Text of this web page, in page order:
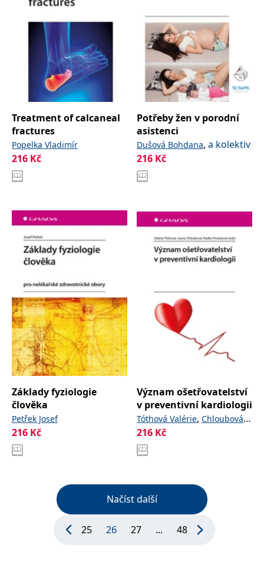
Treatment of calcaneal
fractures
Popelka Vladimír
216 Kč
Potřeby žen v porodní
asistenci
Dušová Bohdana, a kolektiv
216 Kč
Základy fyziologie
člověka
Petřek Josef
216 Kč
Význam ošetřovatelství
v preventivní kardiologii
Tóthová Valérie, Chloubová
Ivana,Prokešová Radka
kolektiv
216 Kč
Načíst další
25 26 27 ... 48